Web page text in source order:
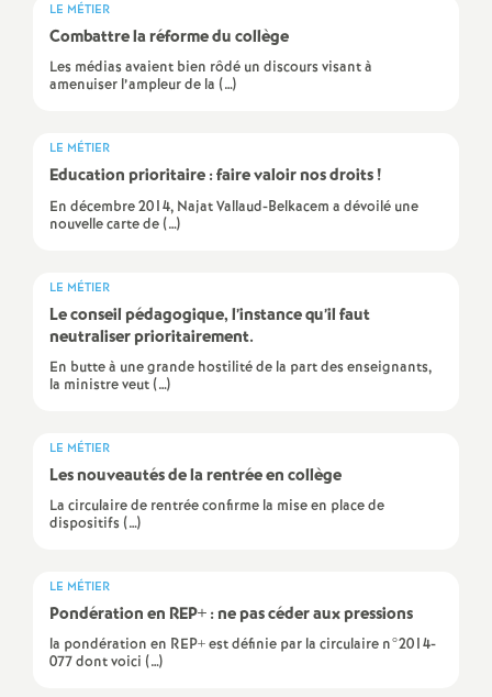
n
l
d
s
E
s
i
LE MÉTIER
Combattre la réforme du collège
Les médias avaient bien rôdé un discours visant à
amenuiser l’ampleur de la (…)
LE MÉTIER
Education prioritaire : faire valoir nos droits!
En décembre 2014, Najat Vallaud-Belkacem a dévoilé une
nouvelle carte de (…)
LE MÉTIER
Le conseil pédagogique, l’instance qu’il faut
neutraliser prioritairement.
En butte à une grande hostilité de la part des enseignants,
la ministre veut (…)
LE MÉTIER
Les nouveautés de la rentrée en collège
La circulaire de rentrée confirme la mise en place de
dispositifs (…)
LE MÉTIER
Pondération en REP+ : ne pas céder aux pressions
la pondération en REP+ est définie par la circulaire n°2014-
077 dont voici (…)